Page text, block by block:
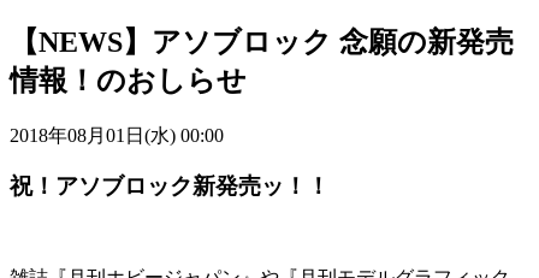
【NEWS】アソブロック 念願の新発売
情報！のおしらせ
2018年08月01日(水) 00:00
祝！アソブロック新発売ッ！！